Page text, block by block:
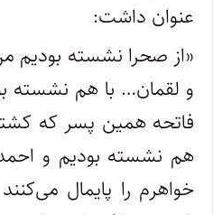
عنوان داشت:
«از صحرا نشسته بودیم
و لقمان… با هم نشسته
فاتحه همین پسر که
هم نشسته بودیم و
خواهرم را پایمال